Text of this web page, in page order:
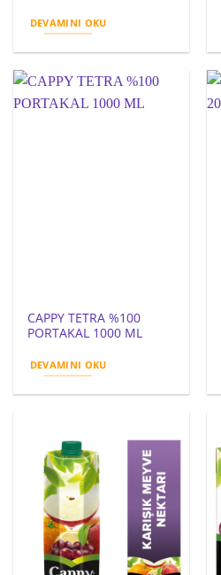
DEVAMINI OKU
CAPPY TETRA %100
PORTAKAL 1000 ML
DEVAMINI OKU